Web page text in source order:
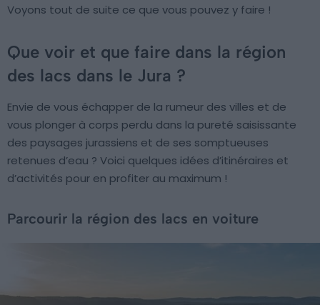
Voyons tout de suite ce que vous pouvez y faire !
Que voir et que faire dans la région
des lacs dans le Jura ?
Envie de vous échapper de la rumeur des villes et de
vous plonger à corps perdu dans la pureté saisissante
des paysages jurassiens et de ses somptueuses
retenues d’eau ? Voici quelques idées d’itinéraires et
d’activités pour en profiter au maximum !
Parcourir la région des lacs en voiture